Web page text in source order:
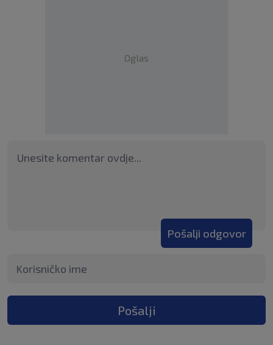
Oglas
Pošalji odgovor
Pošalji